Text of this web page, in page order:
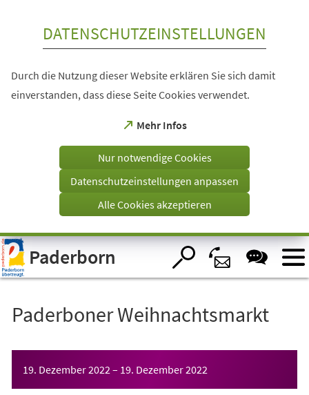
Visuelle
Assistenzsoftware
öffnen.
DATENSCHUTZEINSTELLUNGEN
Durch die Nutzung dieser Website erklären Sie sich damit
einverstanden, dass diese Seite Cookies verwendet.
Mehr Infos
(Öffnet
einem
Tab)
Nur notwendige Cookies
Datenschutzeinstellungen anpassen
Alle Cookies akzeptieren
Paderborn
Paderboner Weihnachtsmarkt
19. Dezember 2022 – 19. Dezember 2022